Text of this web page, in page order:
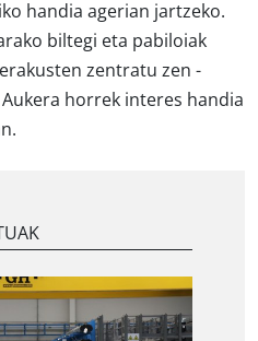
handia agerian jartzeko.
biltegi eta pabiloiak
zentratu zen -
horrek interes handia